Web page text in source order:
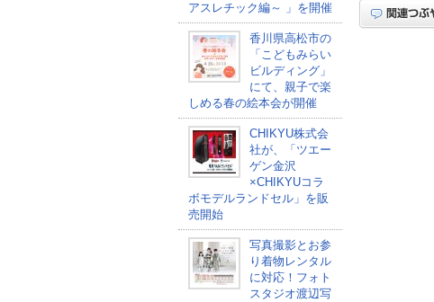
アスレチック編～ 」を開催
香川県高松市の
「こどもみらい
ビルディング」
にて、親子で楽
しめる春の絵本会が開催
CHIKYU株式会
社が、「ツエー
ゲン金沢
×CHIKYUコラ
ボモデルランドセル」を販
売開始
写真撮影とお参
り着物レンタル
に対応！フォト
スタジオ渡辺写